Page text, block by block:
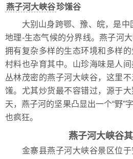
燕子河大峡谷珍馐谷
大别山身跨鄂、豫、皖，是中
地理-生态气候的分界线。燕子河
拥有复杂多样的生态环境和多样
村料也孕育其中。山珍海味是人
丛林茂密的燕子河大峡谷，这里
馐。尤其炒货最不容错过，源于
天，燕子河的坚果凸显出一个“野”
也疯狂。
燕子河大峡谷
金寨县燕子河大峡谷景区位于